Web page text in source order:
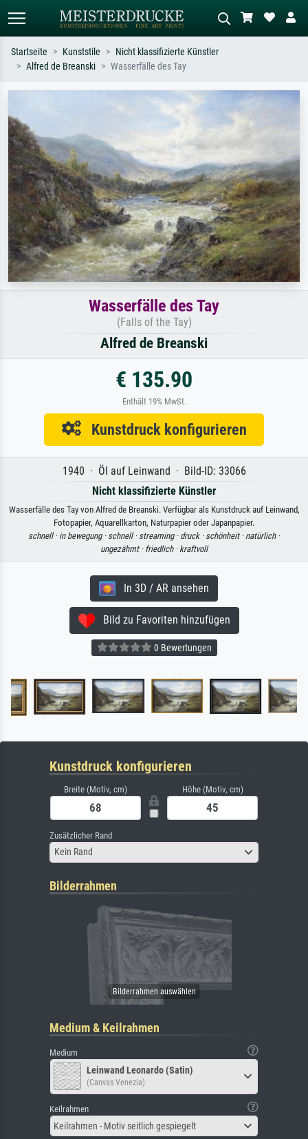
Sternennacht, Impressionismus, Welle
Hokusai, Akt.
Beschreiben Sie die Szene – z.B. Grüne
Wiese, Abstrakt mit viel Rot, Dunkles
Ölgemälde, Stehender Akt neben einem
Startseite Kunststile
Nicht klassifizierte Künstler
Alfred de Breanski
Wasserfälle des Tay
Wasserfälle des Tay
(Falls of the Tay)
Alfred de Breanski
€ 135.90
Enthält 19% MwSt.
Kunstdruck konfigurieren
1940 · Öl auf Leinwand · Bild-ID: 33066
Nicht klassifizierte Künstler
Wasserfälle des Tay von Alfred de Breanski. Verfügbar als Kunstdruck auf Leinwand,
Fotopapier, Aquarellkarton, Naturpapier oder Japanpapier.
schnell · in bewegung · schnell · streaming · druck · schönheit · natürlich ·
ungezähmt · friedlich · kraftvoll
In 3D / AR ansehen
Bild zu Favoriten hinzufügen
0 Bewertungen
Kunstdruck konfigurieren
Breite (Motiv, cm) Höhe (Motiv, cm)
Zusätzlicher Rand
Kein Rand
Bilderrahmen
Medium & Keilrahmen
Medium
Leinwand Leonardo (Satin)
(Canvas Venezia)
Keilrahmen
Keilrahmen - Motiv seitlich gespiegelt